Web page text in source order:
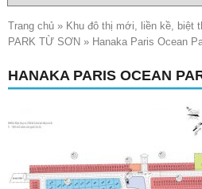
Trang chủ » Khu đô thị mới, liền kề, biệt
PARK TỪ SƠN » Hanaka Paris Ocean
HANAKA PARIS OCEAN